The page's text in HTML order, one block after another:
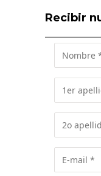
Recibir